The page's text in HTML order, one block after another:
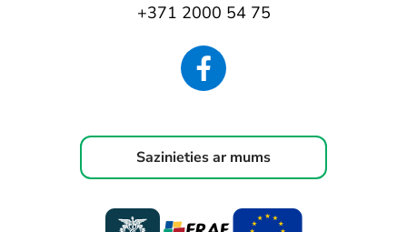
+371 2000 54 75
Sazinieties ar mums